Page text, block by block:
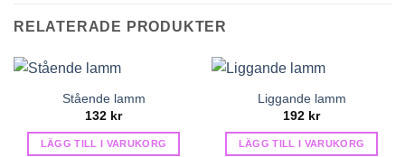
RELATERADE PRODUKTER
Stående lamm
132 kr
LÄGG TILL I VARUKORG
Liggande lamm
192 kr
LÄGG TILL I VARUKORG